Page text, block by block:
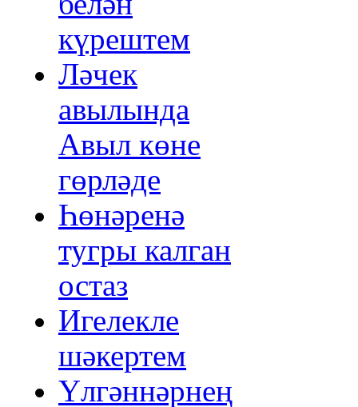
күрештем
Ләчек
авылында
Авыл көне
гөрләде
Һөнәренә
тугры калган
остаз
Игелекле
шәкертем
Үлгәннәрнең